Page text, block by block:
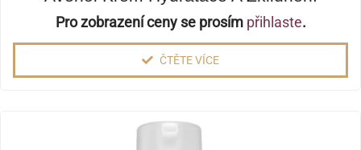
Pro zobrazení ceny se prosím přihlaste.
ČTĚTE VÍCE